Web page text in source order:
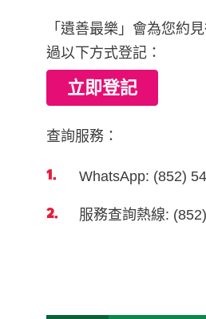
「遺善最樂」會為您約
過以下方式登記：
立即登記
查詢服務：
WhatsApp: (852)
服務查詢熱線: